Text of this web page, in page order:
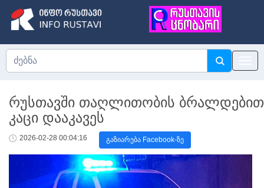
რუსთავში თაღლითობის ბრალდებით
კაცი დააკავეს
2026-02-28 00:04:16 გაზიარება Facebook-ზე